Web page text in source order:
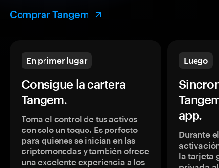
Comprar Tangem
En primer lugar
Consigue la cartera
Tangem.
Toma el control de tus activos
con solo un toque. Es perfecto
para quienes se inician en las
criptomonedas y también ofrece
una excelente experiencia a los
Luego
app.
Durante
la tarjeta